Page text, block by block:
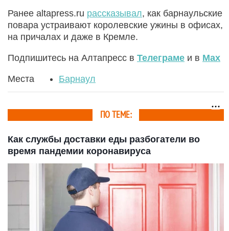
Ранее altapress.ru рассказывал, как барнаульские
повара устраивают королевские ужины в офисах,
на причалах и даже в Кремле.
Подпишитесь на Алтапресс в Телеграме и в Max
Места Барнаул
ПО ТЕМЕ:
Как службы доставки еды разбогатели во
время пандемии коронавируса